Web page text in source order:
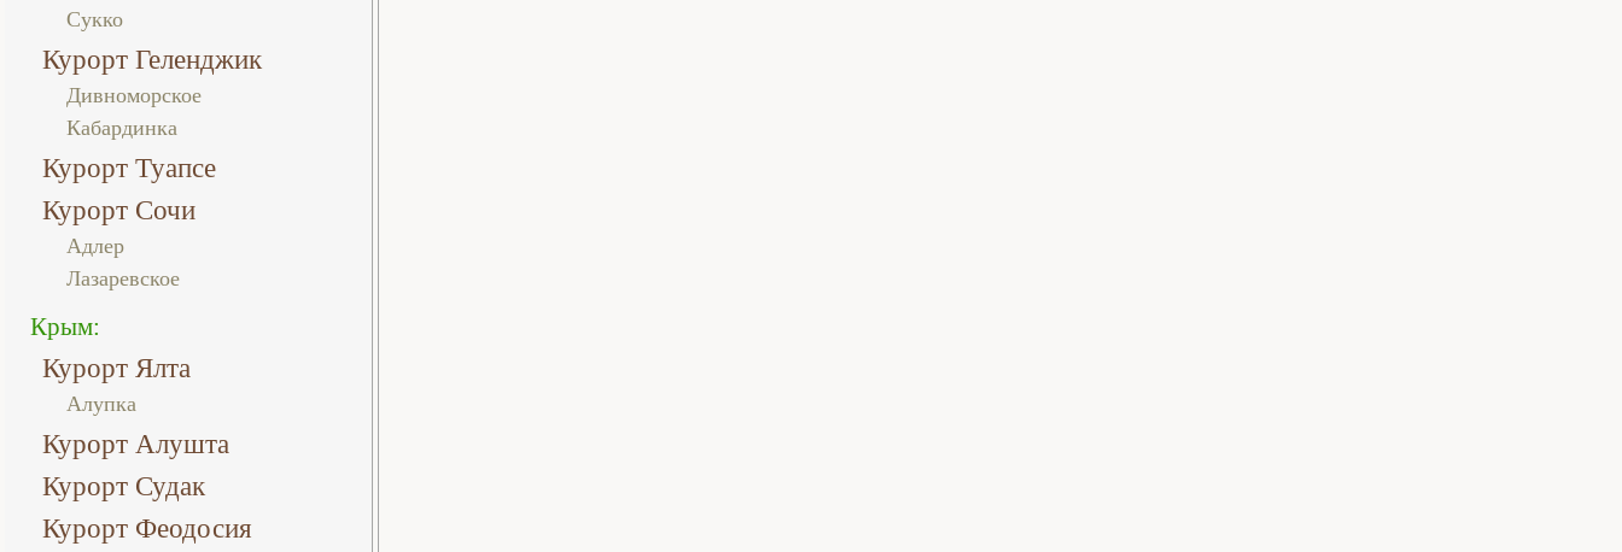
Сукко
Курорт Геленджик
Дивноморское
Кабардинка
Курорт Туапсе
Курорт Сочи
Адлер
Лазаревское
Крым:
Курорт Ялта
Алупка
Курорт Алушта
Курорт Судак
Курорт Феодосия